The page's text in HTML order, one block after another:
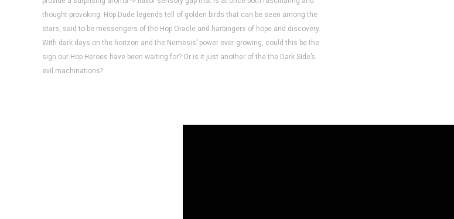
thought-provoking. Hop Dude legends tell of golden birds that can be seen among the
stars, said to be messengers of the Hop Oracle and harbingers of hope and discovery.
With dark days on the horizon and the Nemesis’ power ever-growing, could this be the
sign our Hop Heroes have been waiting for? Or is it just another of the the Dark Side’s
evil machinations?